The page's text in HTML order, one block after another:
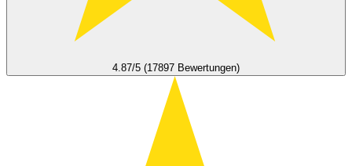
4.87/5 (17897 Bewertungen)